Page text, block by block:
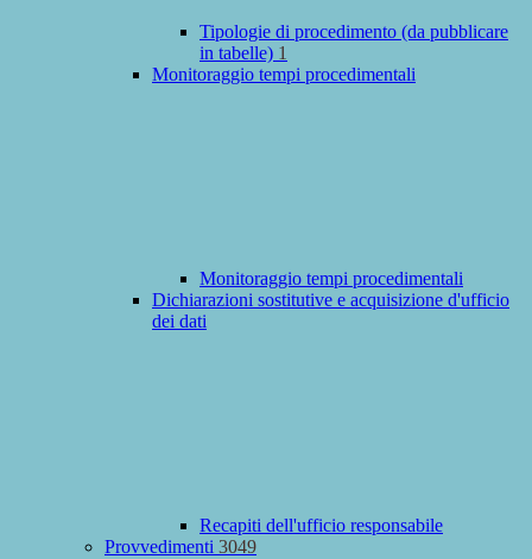
Tipologie di procedimento (da pubblicare
in tabelle) 1
Monitoraggio tempi procedimentali
Monitoraggio tempi procedimentali
Dichiarazioni sostitutive e acquisizione d'ufficio
dei dati
Recapiti dell'ufficio responsabile
Provvedimenti 3049